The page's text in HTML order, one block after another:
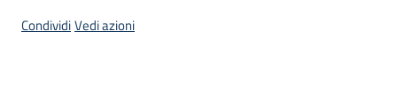
CondividiVedi azioni